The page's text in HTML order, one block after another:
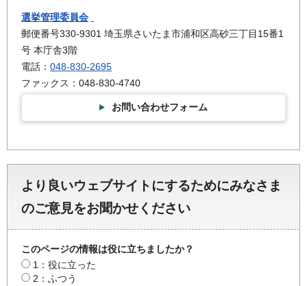
選挙管理委員会
郵便番号330-9301 埼玉県さいたま市浦和区高砂三丁目15番1
号 本庁舎3階
電話： 048-830-2695
ファックス：048-830-4740
お問い合わせフォーム
より良いウェブサイトにするためにみなさま
のご意見をお聞かせください
このページの情報は役に立ちましたか？
1：役に立った
2：ふつう